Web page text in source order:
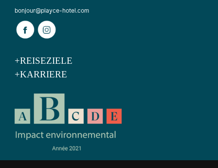
bonjour@playce-hotel.com
+REISEZIELE
+KARRIERE